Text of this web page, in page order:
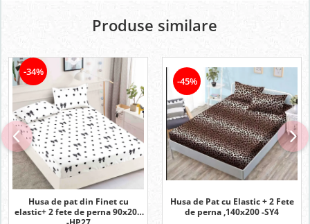
Produse similare
-34%
Husa de pat din Finet cu
elastic+ 2 fete de perna 90x200
-45%
Husa de Pat cu Elastic + 2 Fete
de perna ,140x200 -SY4